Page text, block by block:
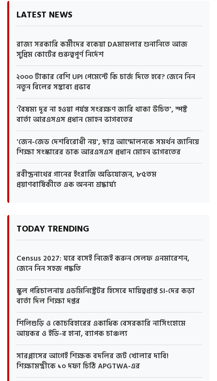
LATEST NEWS
রাজ্য সরকারি কর্মীদের বকেয়া DAমামলার শুনানিতে আজ
সুপ্রিম কোর্টের গুরুত্বপূর্ণ নির্দেশ
২০০০ টাকার বেশি UPI পেমেন্টে কি চার্জ দিতে হবে? জেনে নিন
নতুন বিলের সম্ভাব্য প্রভাব
'বৈষম্য দূর না হওয়া পর্যন্ত সংরক্ষণ জারি থাকা উচিত', স্পষ্ট
বার্তা আরএসএস প্রধান মোহন ভাগবতের
'জেন-জেড দেশবিরোধী নয়', ছাত্র আন্দোলনকে সমর্থন জানিয়ে
শিক্ষা সংস্কারের ডাক আরএসএস প্রধান মোহন ভাগবতের
রবীন্দ্রনাথের গানের ইংরাজি অভিযোজন, ৮৫তম
প্রয়াণবার্ষিকীতে এক অনন্য শ্রদ্ধার্ঘ্য
TODAY TRENDING
Census 2027: ঘরে বসেই নিজেই করুন সেলফ এনমারেশন,
জেনে নিন সহজ পদ্ধতি
স্কুল পরিচালনায় এডমিনিস্ট্রেটর হিসেবে দায়িত্বপ্রাপ্ত SI-দের কড়া
বার্তা দিল শিক্ষা দপ্তর
শিলিগুড়ি ও কোচবিহারের একাধিক বেসরকারি নার্সিংহোমে
আয়কর ও ইডি-র হানা, ব্যাপক চাঞ্চল্য
সারপ্লাসের আগেই শিক্ষক বদলির জট খোলার দাবি!
শিক্ষামন্ত্রীকে ১০ দফা চিঠি APGTWA-এর